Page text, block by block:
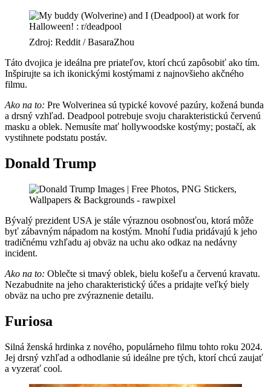
Zdroj: Reddit / BasaraZhou
Táto dvojica je ideálna pre priateľov, ktorí chcú zapôsobiť ako tím.
Inšpirujte sa ich ikonickými kostýmami z najnovšieho akčného
filmu.
Ako na to: Pre Wolverinea sú typické kovové pazúry, kožená bunda
a drsný vzhľad. Deadpool potrebuje svoju charakteristickú červenú
masku a oblek. Nemusíte mať hollywoodske kostýmy; postačí, ak
vystihnete podstatu postáv.
Donald Trump
Bývalý prezident USA je stále výraznou osobnosťou, ktorá môže
byť zábavným nápadom na kostým. Mnohí ľudia pridávajú k jeho
tradičnému vzhľadu aj obväz na uchu ako odkaz na nedávny
incident.
Ako na to: Oblečte si tmavý oblek, bielu košeľu a červenú kravatu.
Nezabudnite na jeho charakteristický účes a pridajte veľký biely
obväz na ucho pre zvýraznenie detailu.
Furiosa
Silná ženská hrdinka z nového, populárneho filmu tohto roku 2024.
Jej drsný vzhľad a odhodlanie sú ideálne pre tých, ktorí chcú zaujať
a vyzerať cool.